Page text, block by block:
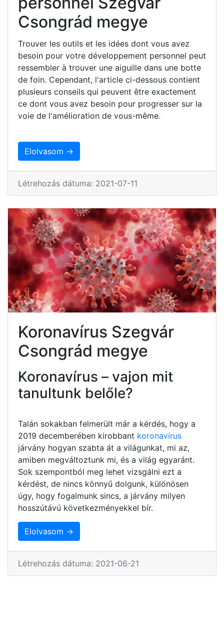
Csongrád megye
Trouver les outils et les idées dont vous avez
besoin pour votre développement personnel peut
ressembler à trouver une aiguille dans une botte
de foin. Cependant, l'article ci-dessous contient
plusieurs conseils qui peuvent être exactement
ce dont vous avez besoin pour progresser sur la
voie de l'amélioration de vous-même.
Elolvasom →
Létrehozás dátuma: 2021-07-11
Koronavírus Szegvár
Csongrád megye
Koronavírus – vajon mit
tanultunk belőle?
Talán sokakban felmerült már a kérdés, hogy a
2019 decemberében kirobbant koronavírus
járvány hogyan szabta át a világunkat, mi az,
amiben megváltoztunk mi, és a világ egyaránt.
Sok szempontból meg lehet vizsgálni ezt a
kérdést, de nincs könnyű dolgunk, különösen
úgy, hogy fogalmunk sincs, a járvány milyen
hosszútávú következményekkel bír.
Elolvasom →
Létrehozás dátuma: 2021-06-21